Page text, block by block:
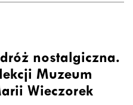
nostalgiczna.
Muzeum
Wieczorek